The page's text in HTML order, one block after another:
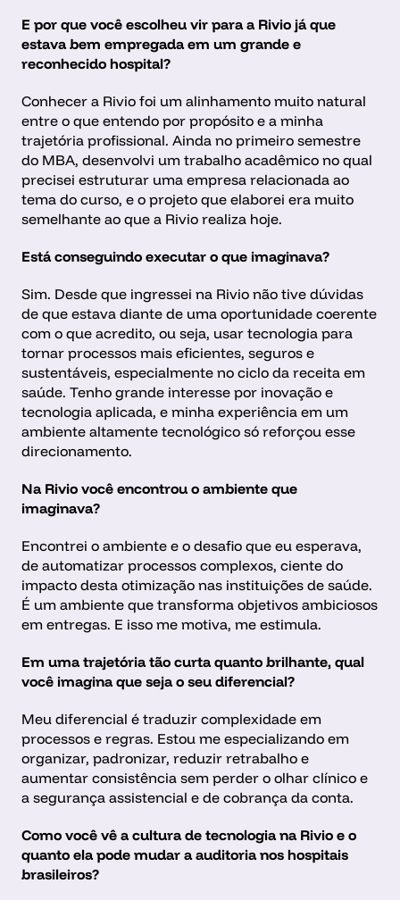
E por que você escolheu vir para a Rivio já que
estava bem empregada em um grande e
reconhecido hospital?
Conhecer a Rivio foi um alinhamento muito natural
entre o que entendo por propósito e a minha
trajetória profissional. Ainda no primeiro semestre
do MBA, desenvolvi um trabalho acadêmico no qual
precisei estruturar uma empresa relacionada ao
tema do curso, e o projeto que elaborei era muito
semelhante ao que a Rivio realiza hoje.
Está conseguindo executar o que imaginava?
Sim. Desde que ingressei na Rivio não tive dúvidas
de que estava diante de uma oportunidade coerente
com o que acredito, ou seja, usar tecnologia para
tornar processos mais eficientes, seguros e
sustentáveis, especialmente no ciclo da receita em
saúde. Tenho grande interesse por inovação e
tecnologia aplicada, e minha experiência em um
ambiente altamente tecnológico só reforçou esse
direcionamento.
Na Rivio você encontrou o ambiente que
imaginava?
Encontrei o ambiente e o desafio que eu esperava,
de automatizar processos complexos, ciente do
impacto desta otimização nas instituições de saúde.
É um ambiente que transforma objetivos ambiciosos
em entregas. E isso me motiva, me estimula.
Em uma trajetória tão curta quanto brilhante, qual
você imagina que seja o seu diferencial?
Meu diferencial é traduzir complexidade em
processos e regras. Estou me especializando em
organizar, padronizar, reduzir retrabalho e
aumentar consistência sem perder o olhar clínico e
a segurança assistencial e de cobrança da conta.
Como você vê a cultura de tecnologia na Rivio e o
quanto ela pode mudar a auditoria nos hospitais
brasileiros?